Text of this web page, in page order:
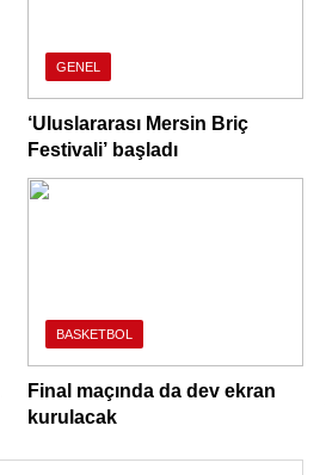
GENEL
‘Uluslararası Mersin Briç
Festivali’ başladı
BASKETBOL
Final maçında da dev ekran
kurulacak